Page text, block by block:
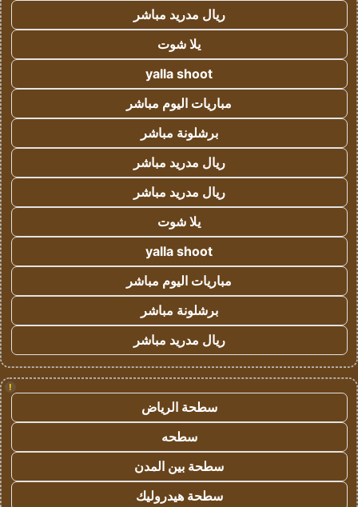
ريال مدريد مباشر
يلا شوت
yalla shoot
مباريات اليوم مباشر
برشلونة مباشر
ريال مدريد مباشر
ريال مدريد مباشر
يلا شوت
yalla shoot
مباريات اليوم مباشر
برشلونة مباشر
ريال مدريد مباشر
!
سطحة الرياض
سطحه
سطحة بين المدن
سطحة هيدروليك